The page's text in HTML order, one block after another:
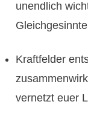
unendlich
Kraftfelder
vernetzt euer